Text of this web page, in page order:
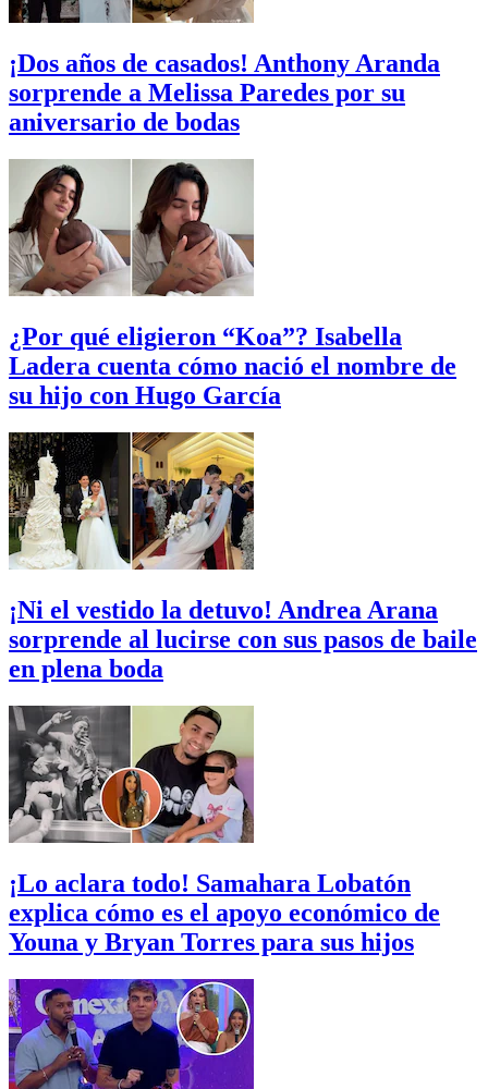
¡Dos años de casados! Anthony Aranda
sorprende a Melissa Paredes por su
aniversario de bodas
¿Por qué eligieron “Koa”? Isabella
Ladera cuenta cómo nació el nombre de
su hijo con Hugo García
¡Ni el vestido la detuvo! Andrea Arana
sorprende al lucirse con sus pasos de baile
en plena boda
¡Lo aclara todo! Samahara Lobatón
explica cómo es el apoyo económico de
Youna y Bryan Torres para sus hijos